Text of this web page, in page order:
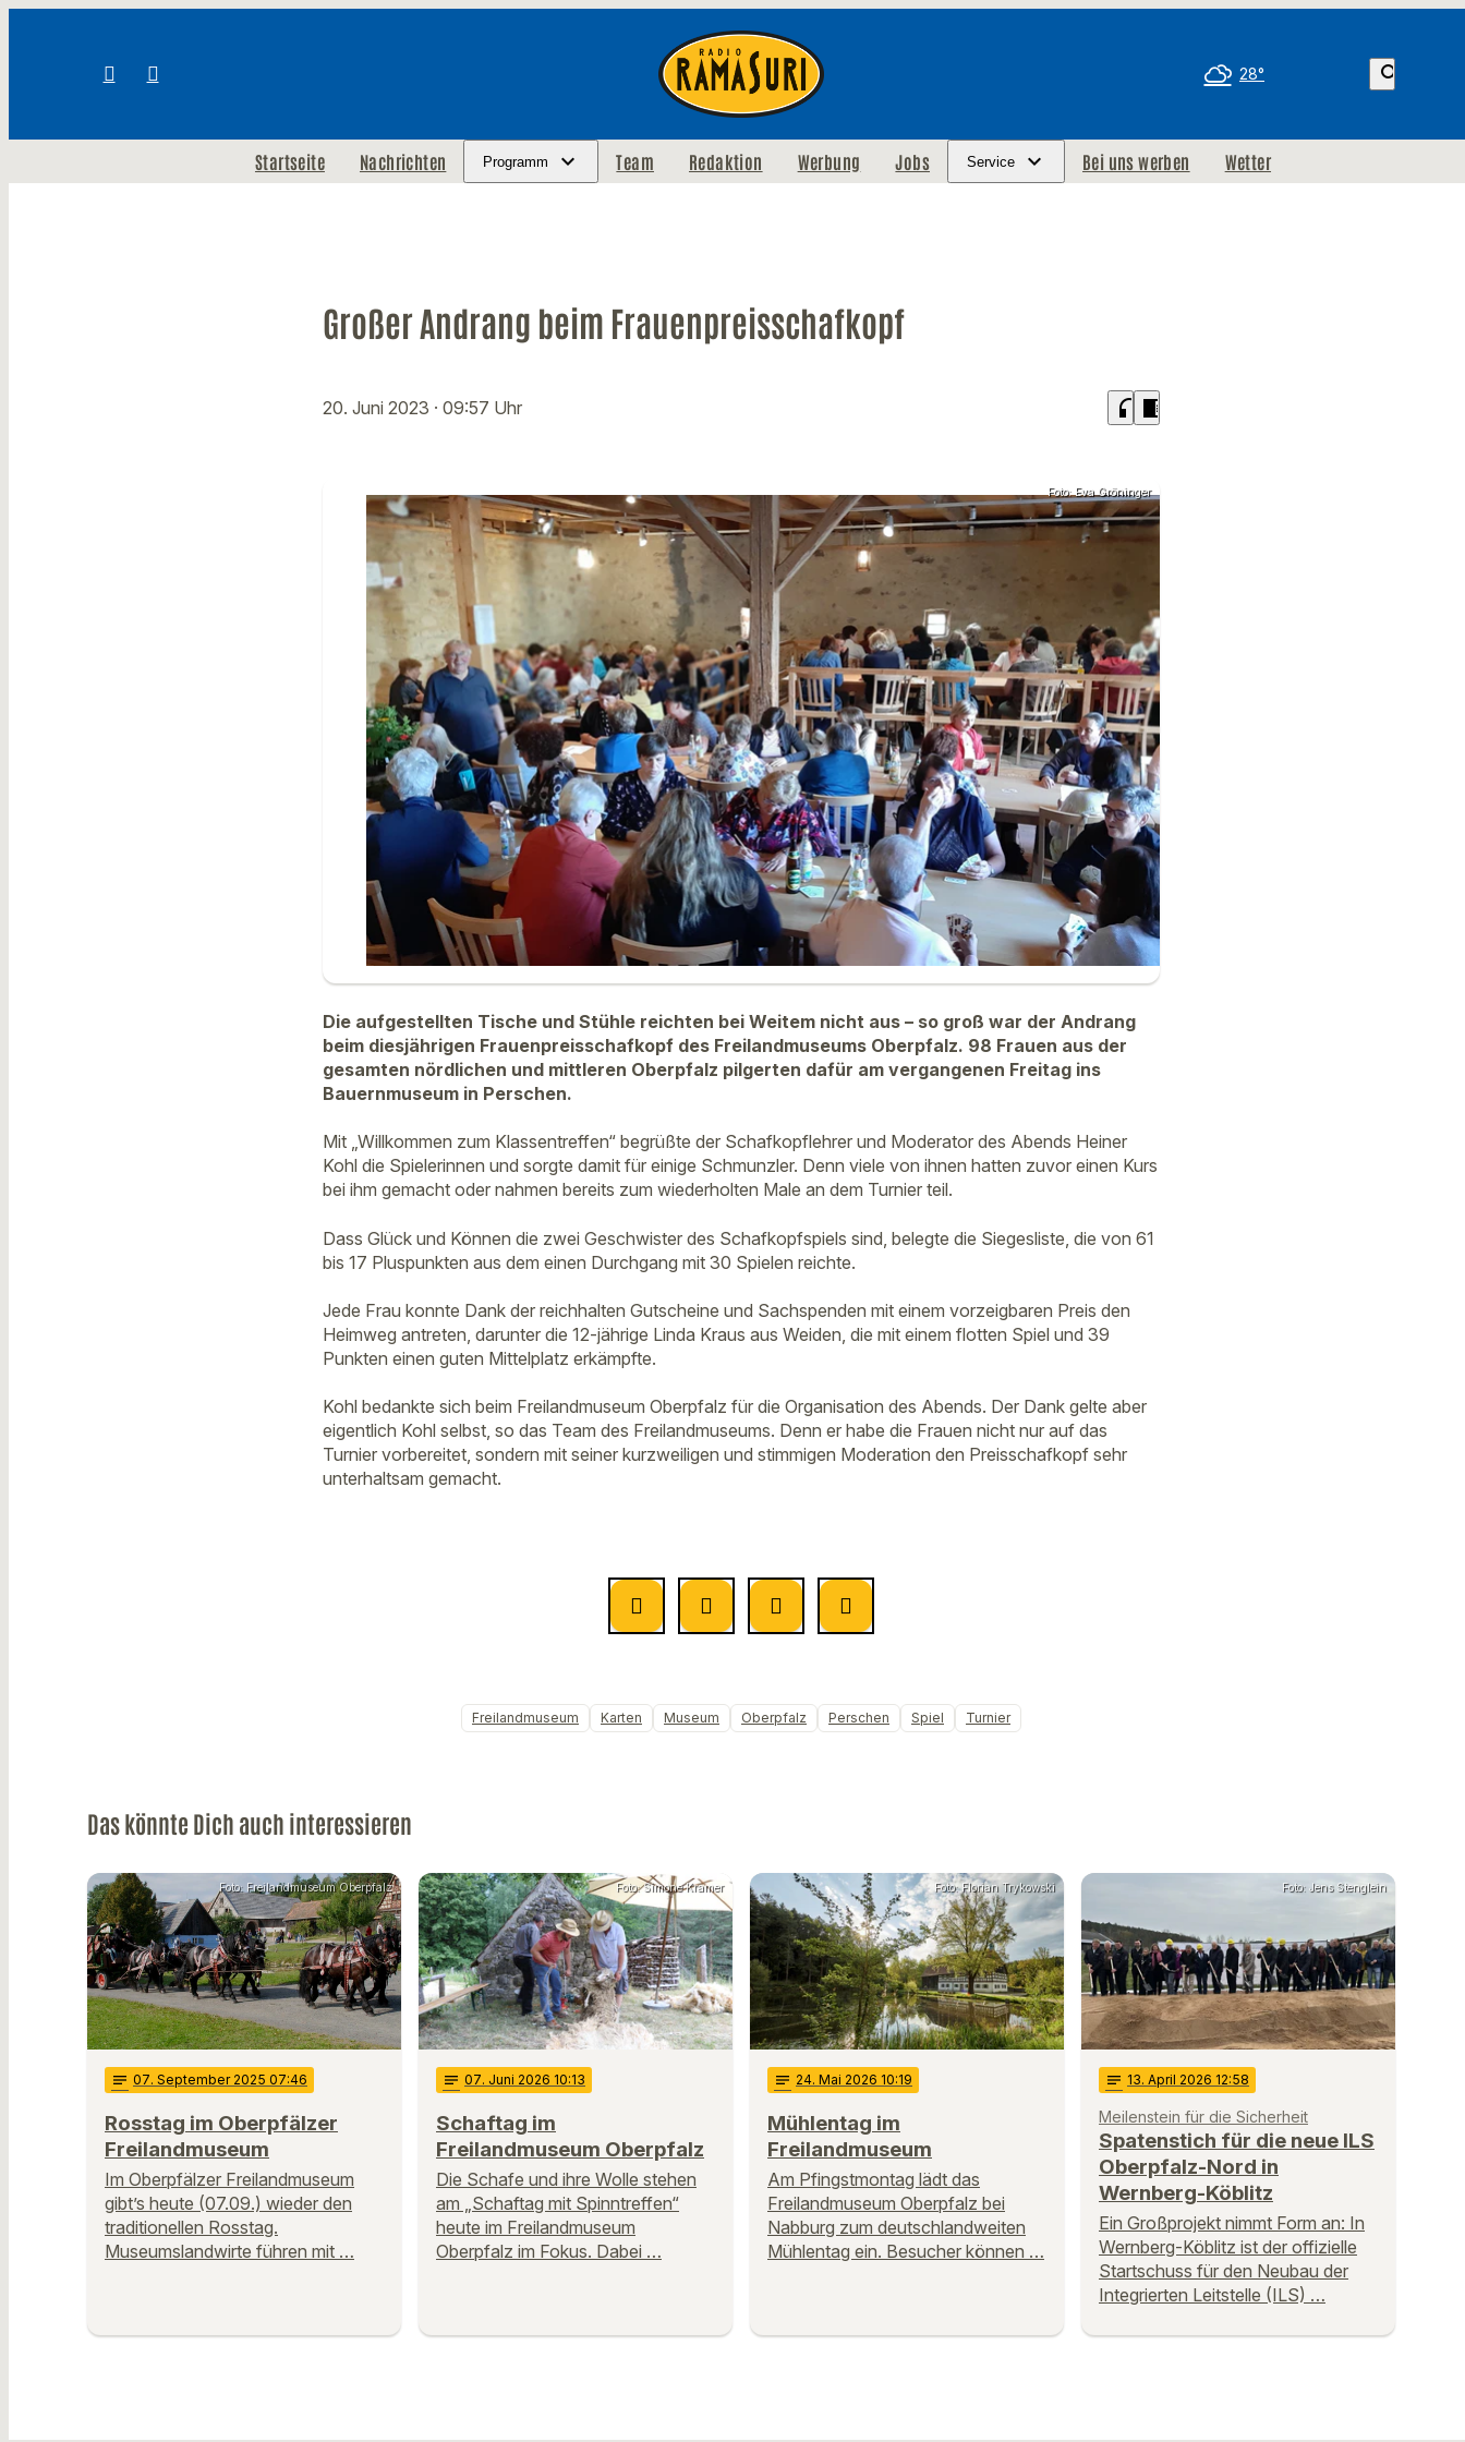
28° search
Startseite Nachrichten Programm Team Redaktion Werbung Jobs Service Bei uns werben Wetter
Großer Andrang beim Frauenpreisschafkopf
20. Juni 2023 · 09:57 Uhr headphones chrome_reader_mode
Foto: Eva Gröninger
Die aufgestellten Tische und Stühle reichten bei Weitem nicht aus – so groß war der Andrang
beim diesjährigen Frauenpreisschafkopf des Freilandmuseums Oberpfalz. 98 Frauen aus der
gesamten nördlichen und mittleren Oberpfalz pilgerten dafür am vergangenen Freitag ins
Bauernmuseum in Perschen.
Mit „Willkommen zum Klassentreffen“ begrüßte der Schafkopflehrer und Moderator des Abends Heiner
Kohl die Spielerinnen und sorgte damit für einige Schmunzler. Denn viele von ihnen hatten zuvor einen Kurs
bei ihm gemacht oder nahmen bereits zum wiederholten Male an dem Turnier teil.
Dass Glück und Können die zwei Geschwister des Schafkopfspiels sind, belegte die Siegesliste, die von 61
bis 17 Pluspunkten aus dem einen Durchgang mit 30 Spielen reichte.
Jede Frau konnte Dank der reichhalten Gutscheine und Sachspenden mit einem vorzeigbaren Preis den
Heimweg antreten, darunter die 12-jährige Linda Kraus aus Weiden, die mit einem flotten Spiel und 39
Punkten einen guten Mittelplatz erkämpfte.
Kohl bedankte sich beim Freilandmuseum Oberpfalz für die Organisation des Abends. Der Dank gelte aber
eigentlich Kohl selbst, so das Team des Freilandmuseums. Denn er habe die Frauen nicht nur auf das
Turnier vorbereitet, sondern mit seiner kurzweiligen und stimmigen Moderation den Preisschafkopf sehr
unterhaltsam gemacht.
Freilandmuseum Karten Museum Oberpfalz Perschen Spiel Turnier
Das könnte Dich auch interessieren
Foto: Freilandmuseum Oberpfalz
notes 07. September 2025 07:46
Rosstag im Oberpfälzer
Freilandmuseum
Im Oberpfälzer Freilandmuseum
gibt’s heute (07.09.) wieder den
traditionellen Rosstag.
Museumslandwirte führen mit …
Foto: Simone Kramer
notes 07. Juni 2026 10:13
Schaftag im
Freilandmuseum Oberpfalz
Die Schafe und ihre Wolle stehen
am „Schaftag mit Spinntreffen“
heute im Freilandmuseum
Oberpfalz im Fokus. Dabei …
Foto: Florian Trykowski
notes 24. Mai 2026 10:19
Mühlentag im
Freilandmuseum
Am Pfingstmontag lädt das
Freilandmuseum Oberpfalz bei
Nabburg zum deutschlandweiten
Mühlentag ein. Besucher können …
Foto: Jens Stenglein
notes 13. April 2026 12:58
Meilenstein für die Sicherheit
Spatenstich für die neue ILS
Oberpfalz-Nord in
Wernberg-Köblitz
Ein Großprojekt nimmt Form an: In
Wernberg-Köblitz ist der offizielle
Startschuss für den Neubau der
Integrierten Leitstelle (ILS) …